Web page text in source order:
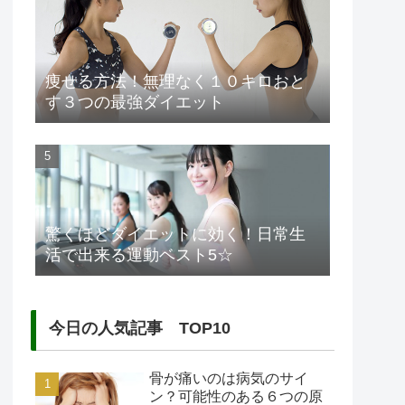
痩せる方法！無理なく１０キロおと
す３つの最強ダイエット
驚くほどダイエットに効く！日常生
活で出来る運動ベスト5☆
今日の人気記事 TOP10
骨が痛いのは病気のサイ
ン？可能性のある６つの原